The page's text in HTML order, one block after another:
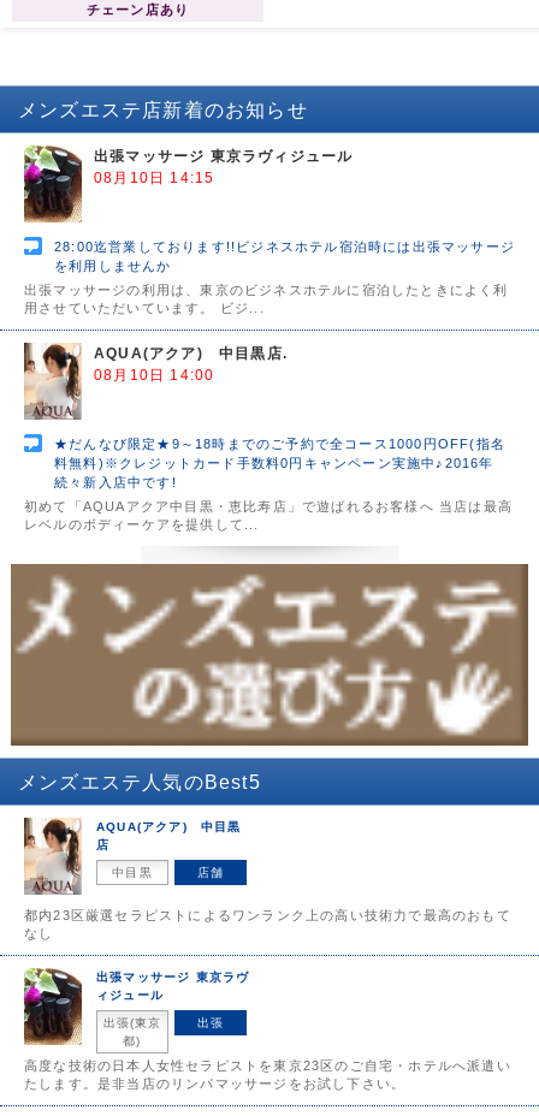
総支配人 R.YURIA
チェーン店あり
メンズエステ店新着のお知らせ
出張マッサージ 東京ラヴィジュール
08月10日 14:15
28:00迄営業しております!!ビジネスホテル宿泊時には出張マッサージ
を利用しませんか
出張マッサージの利用は、東京のビジネスホテルに宿泊したときによく利
用させていただいています。 ビジ...
AQUA(アクア) 中目黒店.
08月10日 14:00
★だんなび限定★9～18時までのご予約で全コース1000円OFF(指名
料無料)※クレジットカード手数料0円キャンペーン実施中♪2016年
続々新入店中です!
初めて「AQUAアクア中目黒・恵比寿店」で遊ばれるお客様へ 当店は最高
レベルのボディーケアを提供して...
メンズエステ 人気のBest5
AQUA(アクア) 中目黒
店
中目黒 店舗
都内23区厳選セラピストによるワンランク上の高い技術力で最高のおもて
なし
出張マッサージ 東京ラヴ
ィジュール
出張(東京
都)
出張
高度な技術の日本人女性セラピストを東京23区のご自宅・ホテルへ派遣い
たします。是非当店のリンパマッサージをお試し下さい。